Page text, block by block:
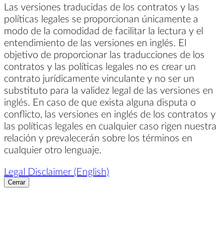
Las versiones traducidas de los contratos y las
políticas legales se proporcionan únicamente a
modo de la comodidad de facilitar la lectura y el
entendimiento de las versiones en inglés. El
objetivo de proporcionar las traducciones de los
contratos y las políticas legales no es crear un
contrato jurídicamente vinculante y no ser un
substituto para la validez legal de las versiones en
inglés. En caso de que exista alguna disputa o
conflicto, las versiones en inglés de los contratos y
las políticas legales en cualquier caso rigen nuestra
relación y prevalecerán sobre los términos en
cualquier otro lenguaje.
Legal Disclaimer (English)
Cerrar